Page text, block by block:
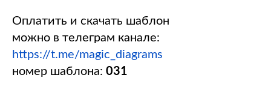
Оплатить и скачать шаблон
можно в телеграм канале:
https://t.me/magic_diagrams
номер шаблона: 031